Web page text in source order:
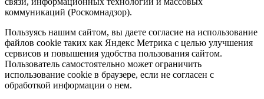
коммуникаций (Роскомнадзор).
Политика
cookie
Пользуясь нашим сайтом, вы даете согласие на использование
файлов cookie таких как Яндекс Метрика с целью улучшения
сервисов и повышения удобства пользования сайтом.
Пользователь самостоятельно может ограничить
использование cookie в браузере, если не согласен с
обработкой информации о нем.